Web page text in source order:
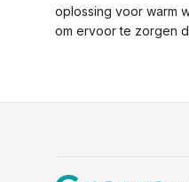
oplossing voor warm
om ervoor te zorgen